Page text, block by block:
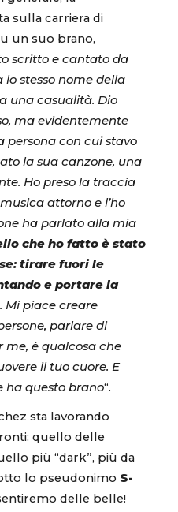
sulla carriera di
un suo brano,
scritto e cantato da
stesso nome della
una casualità. Dio
ma evidentemente
persona con cui stavo
la sua canzone, una
Ho preso la traccia
attorno e l’ho
ha parlato alla mia
che ho fatto è stato
tirare fuori le
e portare la
. Mi piace creare
parlare di
me, è qualcosa che
il tuo cuore. E
ha questo brano“.
sta lavorando
quello delle
più “dark”, più da
lo pseudonimo S-
delle belle!